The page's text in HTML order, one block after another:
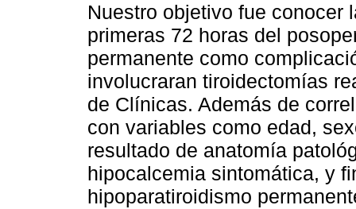
Nuestro objetivo fue conocer
primeras 72 horas del
permanente como
involucraran tiroidectomías
de Clínicas. Además de
con variables como edad,
resultado de anatomía
hipocalcemia sintomática, y
hipoparatiroidismo